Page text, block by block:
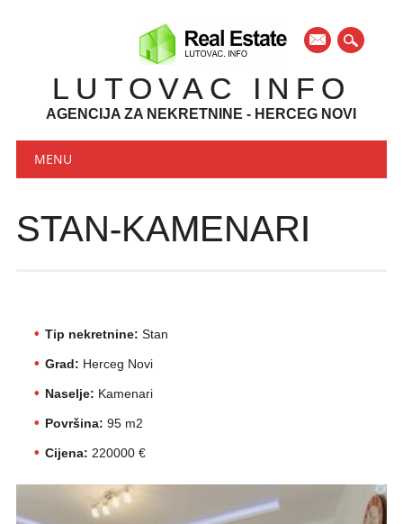
mail
LUTOVAC INFO
AGENCIJA ZA NEKRETNINE - HERCEG NOVI
Main menu
MENU
STAN-KAMENARI
Tip nekretnine: Stan
Grad: Herceg Novi
Naselje: Kamenari
Površina: 95 m2
Cijena: 220000 €